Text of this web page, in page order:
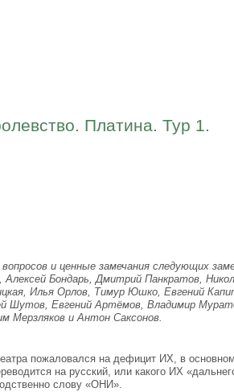
Платина. Тур 1.
и ценные замечания следующих
Алексей Бондарь, Дмитрий Панкратов,
Илья Орлов, Тимур Юшко, Евгений
Шутов, Евгений Артёмов, Владимир
Мерзляков и Антон Саксонов.
пожаловался на дефицит ИХ, в
на русский, или какого ИХ
слову «ОНИ».